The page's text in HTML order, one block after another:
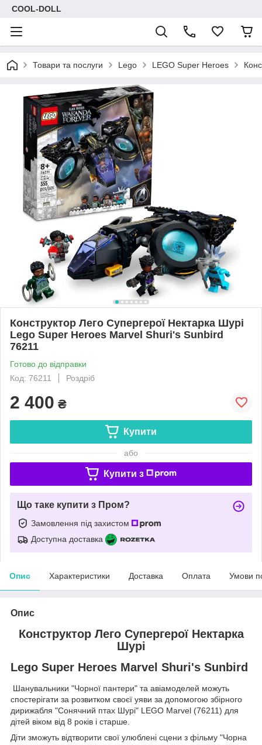
COOL-DOLL
Товари та послуги Lego LEGO Super Heroes
Конструктор Лего Супергерої Нектарка Шурі
Lego Super Heroes Marvel Shuri's Sunbird
76211
Готово до відправки
Код: 76211
Роздріб
2 400 ₴
Купити
або
Купити з
Що таке купити з Пром?
Замовлення під захистом
Доступна доставка
Опис Характеристики Доставка Оплата Умови
Опис
Конструктор Лего Супергерої Нектарка
Шурі
Lego Super Heroes Marvel Shuri's Sunbird
Шанувальники "Чорної пантери" та авіамоделей можуть
спостерігати за розвитком своєї уяви за допомогою збірного
дирижабля "Сонячний птах Шурі" LEGO Marvel (76211) для
дітей віком від 8 років і старше.
Діти зможуть відтворити свої улюблені сцени з фільму "Чорна